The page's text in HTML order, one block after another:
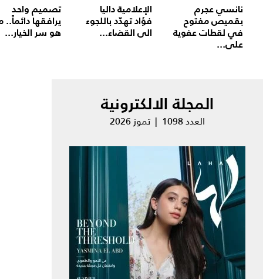
نانسي عجرم
بقميص مفتوح
في لقطات عفوية
على...
الإعلامية داليا
فؤاد تهدّد باللجوء
الى القضاء...
تصميم واحد
يرافقها دائماً..
هو سر الخيار...
المجلة الالكترونية
العدد 1098 | تموز 2026